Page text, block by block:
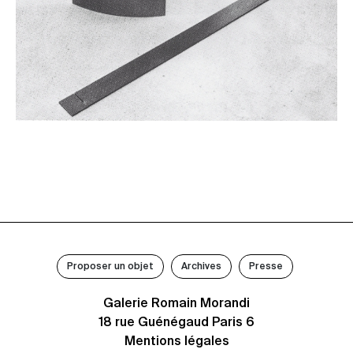
Proposer un objet Archives Presse
Galerie Romain Morandi
18 rue Guénégaud Paris 6
Mentions légales